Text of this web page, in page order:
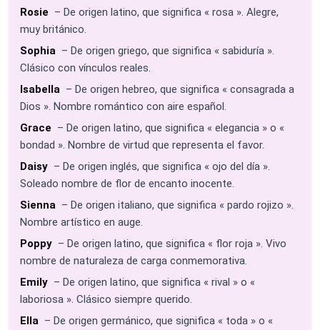
Rosie – De origen latino, que significa « rosa ». Alegre,
muy británico.
Sophia – De origen griego, que significa « sabiduría ».
Clásico con vínculos reales.
Isabella – De origen hebreo, que significa « consagrada a
Dios ». Nombre romántico con aire español.
Grace – De origen latino, que significa « elegancia » o «
bondad ». Nombre de virtud que representa el favor.
Daisy – De origen inglés, que significa « ojo del día ».
Soleado nombre de flor de encanto inocente.
Sienna – De origen italiano, que significa « pardo rojizo ».
Nombre artístico en auge.
Poppy – De origen latino, que significa « flor roja ». Vivo
nombre de naturaleza de carga conmemorativa.
Emily – De origen latino, que significa « rival » o «
laboriosa ». Clásico siempre querido.
Ella – De origen germánico, que significa « toda » o «